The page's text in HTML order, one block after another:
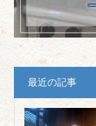
最近の記事